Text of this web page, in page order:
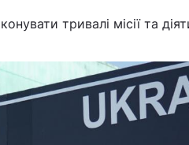
тривалі місії та